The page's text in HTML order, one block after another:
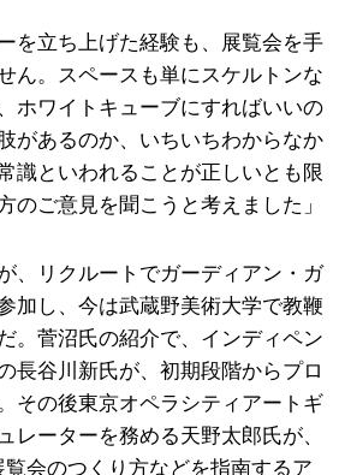
を立ち上げた経験も、展覧会を手
ん。スペースも単にスケルトンな
ホワイトキューブにすればいいの
があるのか、いちいちわからなか
識といわれることが正しいとも限
のご意見を聞こうと考えました」
、リクルートでガーディアン・ガ
加し、今は武蔵野美術大学で教鞭
。菅沼氏の紹介で、インディペン
長谷川新氏が、初期段階からプロ
その後東京オペラシティアートギ
レーターを務める天野太郎氏が、
会のつくり方などを指南するア